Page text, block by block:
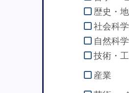
歴史・
社会科学
自然科学
技術・
産業